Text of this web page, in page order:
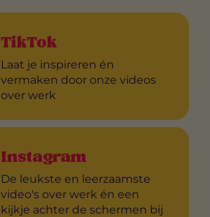
TikTok
Laat je inspireren én
vermaken door onze videos
over werk
Instagram
De leukste en leerzaamste
video's over werk én een
kijkje achter de schermen bij